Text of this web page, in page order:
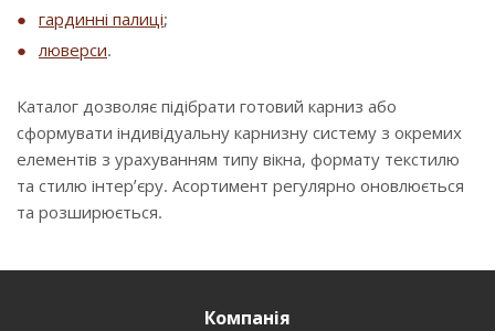
гардинні палиці;
люверси.
Каталог дозволяє підібрати готовий карниз або
сформувати індивідуальну карнизну систему з окремих
елементів з урахуванням типу вікна, формату текстилю
та стилю інтер’єру. Асортимент регулярно оновлюється
та розширюється.
Компанія